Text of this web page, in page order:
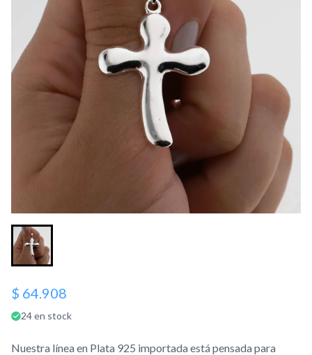
$ 64.908
24 en stock
Nuestra línea en Plata 925 importada está pensada para